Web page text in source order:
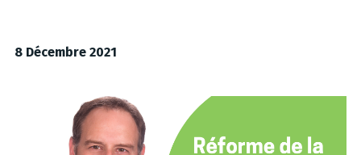
8 Décembre 2021